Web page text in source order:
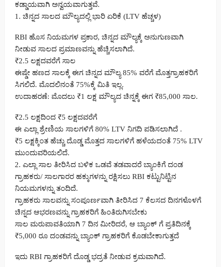
ಕಡ್ಡಾಯವಾಗಿ ಅನ್ವಯವಾಗುತ್ತವೆ.
1. ಚಿನ್ನದ ಸಾಲದ ಮೌಲ್ಯದಲ್ಲಿ ಭಾರಿ ಏರಿಕೆ (LTV ಹೆಚ್ಚಳ)
RBI ಹೊಸ ನಿಯಮಗಳ ಪ್ರಕಾರ, ಚಿನ್ನದ ಮೌಲ್ಯಕ್ಕೆ ಅನುಗುಣವಾಗಿ
ನೀಡುವ ಸಾಲದ ಪ್ರಮಾಣವನ್ನು ಹೆಚ್ಚಿಸಲಾಗಿದೆ.
₹2.5 ಲಕ್ಷದವರೆಗೆ ಸಾಲ
ಈಷ್ಡೇ ಹಣದ ಸಾಲಕ್ಕೆ ಈಗ ಚಿನ್ನದ ಮೌಲ್ಯ 85% ವರೆಗೆ ಮೊತ್ತಗ್ರಾಹಕರಿಗೆ
ಸಿಗಲಿದೆ. ಮೊದಲಿನಂತೆ 75%ಕ್ಕೆ ಮಿತಿ ಇಲ್ಲ.
ಉದಾಹರಣೆ: ಮೊದಲು ₹1 ಲಕ್ಷ ಮೌಲ್ಯದ ಚಿನ್ನಕ್ಕೆ ಈಗ ₹85,000 ಸಾಲ.
₹2.5 ಲಕ್ಷದಿಂದ ₹5 ಲಕ್ಷದವರೆಗೆ
ಈ ಎಲ್ಲಾ ಶ್ರೇಣಿಯ ಸಾಲಗಳಿಗೆ 80% LTV ನಿಗದಿ ಪಡಿಸಲಾಗಿದೆ .
₹5 ಲಕ್ಷಕ್ಕಿಂತ ಹೆಚ್ಚು ದೊಡ್ಡ ಮೊತ್ತದ ಸಾಲಗಳಿಗೆ ಹಳೆಯದಂತೆ 75% LTV
ಮುಂದುವರಿಯಲಿದೆ.
2. ಎಲ್ಲಾ ಸಾಲ ತೀರಿಸಿದ ಬಳಿಕ ಒಡವೆ ತಡವಾದರೆ ಬ್ಯಾಂಕಿಗೆ ದಂಡ
ಗ್ರಾಹಕರು/ ಸಾಲಗಾರರ ಹಕ್ಕುಗಳನ್ನು ರಕ್ಷಿಸಲು RBI ಕಟ್ಟುನಿಟ್ಟಿನ
ನಿಯಮಗಳನ್ನು ತಂದಿದೆ.
ಗ್ರಾಹಕರು ಸಾಲವನ್ನು ಸಂಪೂರ್ಣವಾಗಿ ತೀರಿಸಿದ 7 ಕೆಲಸದ ದಿನಗಳೊಳಗೆ
ಚಿನ್ನದ ಆಭರಣವನ್ನು ಗ್ರಾಹಕರಿಗೆ ಹಿಂತಿರುಗಿಸಬೇಕು
ಸಾಲ ಮರುಪಾವತಿಯಾಗಿ 7 ದಿನ ಮೀರಿದರೆ, ಆ ಬ್ಯಾಂಕ್ ಗೆ ಪ್ರತಿದಿನಕ್ಕೆ
₹5,000 ರೂ ದಂಡವನ್ನು ಬ್ಯಾಂಕ್ ಗ್ರಾಹಕರಿಗೆ ಕೊಡಬೇಕಾಗುತ್ತದೆ
ಇದು RBI ಗ್ರಾಹಕರಿಗೆ ದೊಡ್ಡ ಭದ್ರತೆ ನೀಡುವ ಕ್ರಮವಾಗಿದೆ.